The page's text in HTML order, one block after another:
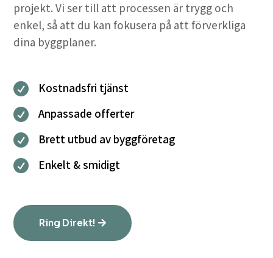
projekt. Vi ser till att processen är trygg och
enkel, så att du kan fokusera på att förverkliga
dina byggplaner.
 Kostnadsfri tjänst
 Anpassade offerter
 Brett utbud av byggföretag
 Enkelt & smidigt
Ring Direkt!